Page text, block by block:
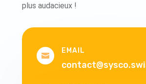
plus audacieux !

EMAIL